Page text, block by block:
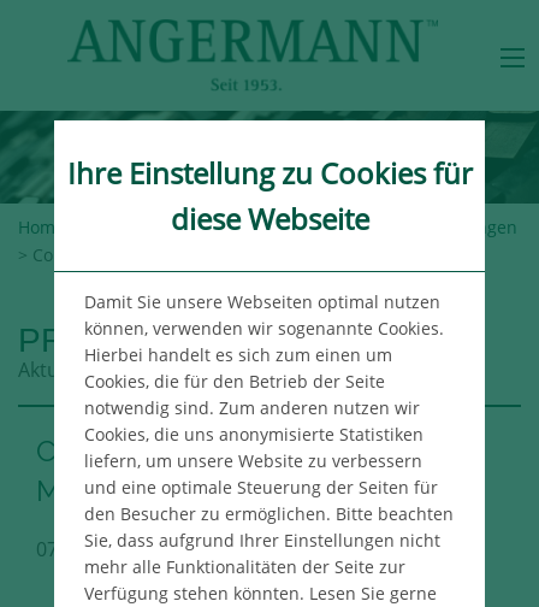
Home Angermann-Gruppe >Newsroom> Pressemeldungen
> Concept erwirbt Drehscheibe in Mühlacker
PRESSEMELDUNGEN
Aktuelle Meldungen aus der Angermann Gruppe
Concept erwirbt Drehscheibe in
Mühlacker
07.06.2018 Berlin Immo Pressemeldung
Ihre Einstellung zu Cookies für
diese Webseite
Damit Sie unsere Webseiten optimal nutzen
können, verwenden wir sogenannte Cookies.
Hierbei handelt es sich zum einen um
Cookies, die für den Betrieb der Seite
notwendig sind. Zum anderen nutzen wir
Cookies, die uns anonymisierte Statistiken
liefern, um unsere Website zu verbessern
und eine optimale Steuerung der Seiten für
den Besucher zu ermöglichen. Bitte beachten
Sie, dass aufgrund Ihrer Einstellungen nicht
mehr alle Funktionalitäten der Seite zur
Verfügung stehen könnten. Lesen Sie gerne